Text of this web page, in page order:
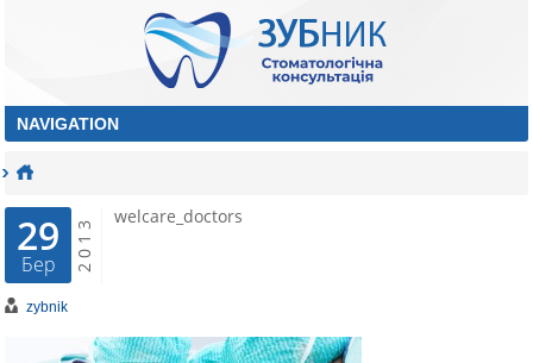
29
Бер 2013 welcare_doctors
zybnik